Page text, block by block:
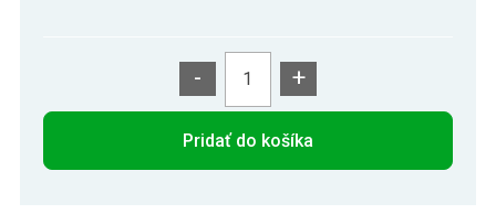
- +
Pridať do košíka